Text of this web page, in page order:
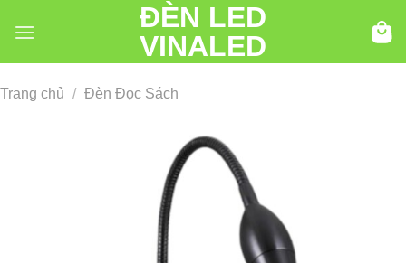
đến
ĐÈN LED
VINALED
Trang chủ / Đèn Đọc Sách